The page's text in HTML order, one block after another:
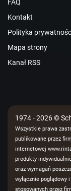
FAQ
Kontakt
Polityka
Mapa strony
Kanał RSS
1974 - 2026 ©
Wszystkie prawa
publikowane przez
internetowej
produkty
oraz wymagań
wyłącznie poglądowy
stosowanych przez